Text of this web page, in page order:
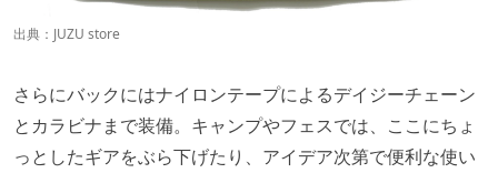
出典： JUZU store
さらにバックにはナイロンテープによるデイジーチェーン
とカラビナまで装備。キャンプやフェスでは、ここにちょ
っとしたギアをぶら下げたり、アイデア次第で便利な使い